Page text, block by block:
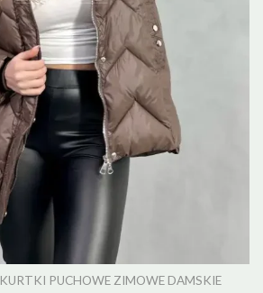
KURTKI PUCHOWE ZIMOWE DAMSKIE